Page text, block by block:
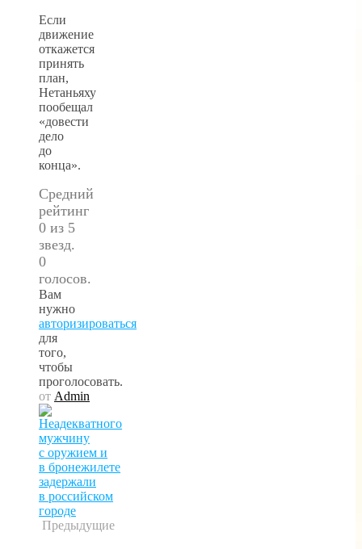
Если
движение
откажется
принять
план,
Нетаньяху
пообещал
«довести
дело
до
конца».
Средний
рейтинг
0 из 5
звезд.
0
голосов.
Вам
нужно
авторизироваться
для
того,
чтобы
проголосовать.
от Admin
Предыдущие